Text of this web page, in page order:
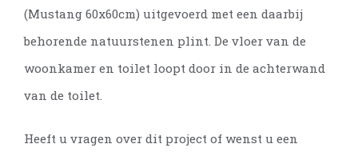
(Mustang 60x60cm) uitgevoerd met een daarbij
behorende natuurstenen plint. De vloer van de
woonkamer en toilet loopt door in de achterwand
van de toilet.
Heeft u vragen over dit project of wenst u een